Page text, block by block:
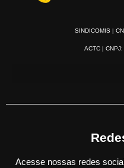
SINDICOMIS |
ACTC |
Acesse nossas redes